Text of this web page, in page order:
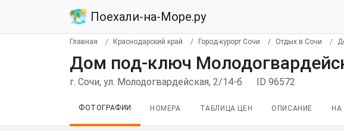
Поехали-на-Море.ру
Главная Краснодарский край Город-курорт Сочи Отдых в Сочи
Дом под-ключ
г. Сочи, ул. Молодогвардейская, 2/14-б ID 96572
ФОТОГРАФИИ НОМЕРА ТАБЛИЦА ЦЕН ОПИСАНИЕ НА